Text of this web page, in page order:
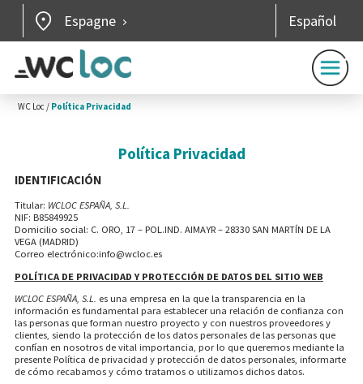
Espagne Español
WC Loc / Política Privacidad
Política Privacidad
IDENTIFICACIÓN
Titular: WCLOC ESPAÑA, S.L.
NIF: B85849925
Domicilio social: C. ORO, 17 – POL.IND. AIMAYR – 28330 SAN MARTÍN DE LA
VEGA (MADRID)
Correo electrónico:info@wcloc.es
POLÍTICA DE PRIVACIDAD Y PROTECCIÓN DE DATOS DEL SITIO WEB
WCLOC ESPAÑA, S.L. es una empresa en la que la transparencia en la
información es fundamental para establecer una relación de confianza con
las personas que forman nuestro proyecto y con nuestros proveedores y
clientes, siendo la protección de los datos personales de las personas que
confían en nosotros de vital importancia, por lo que queremos mediante la
presente Política de privacidad y protección de datos personales, informarte
de cómo recabamos y cómo tratamos o utilizamos dichos datos.